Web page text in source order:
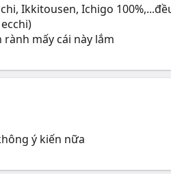
Ikkitousen, Ichigo
mấy cái này lắm
ý kiến nữa